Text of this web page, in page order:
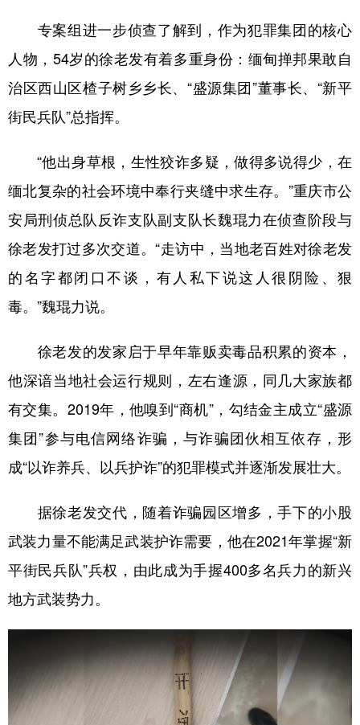
Español Français عربى
Русский язык 日本語 한국어
Deutsch Português
专案组进一步侦查了解到，作为犯罪集团的核心
人物，54岁的徐老发有着多重身份：缅甸掸邦果敢自
治区西山区楂子树乡乡长、“盛源集团”董事长、“新平
街民兵队”总指挥。
“他出身草根，生性狡诈多疑，做得多说得少，在
缅北复杂的社会环境中奉行夹缝中求生存。”重庆市公
安局刑侦总队反诈支队副支队长魏琨力在侦查阶段与
徐老发打过多次交道。“走访中，当地老百姓对徐老发
的名字都闭口不谈，有人私下说这人很阴险、狠
毒。”魏琨力说。
徐老发的发家启于早年靠贩卖毒品积累的资本，
他深谙当地社会运行规则，左右逢源，同几大家族都
有交集。2019年，他嗅到“商机”，勾结金主成立“盛源
集团”参与电信网络诈骗，与诈骗团伙相互依存，形
成“以诈养兵、以兵护诈”的犯罪模式并逐渐发展壮大。
据徐老发交代，随着诈骗园区增多，手下的小股
武装力量不能满足武装护诈需要，他在2021年掌握“新
平街民兵队”兵权，由此成为手握400多名兵力的新兴
地方武装势力。